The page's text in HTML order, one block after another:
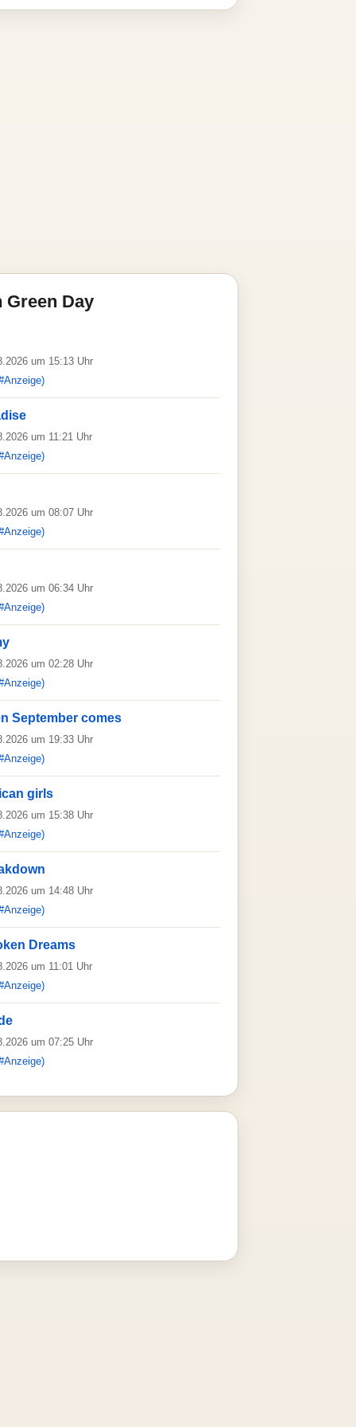
Green Day
um 15:13 Uhr
um 11:21 Uhr
um 08:07 Uhr
um 06:34 Uhr
um 02:28 Uhr
September comes
um 19:33 Uhr
girls
um 15:38 Uhr
um 14:48 Uhr
Dreams
um 11:01 Uhr
um 07:25 Uhr